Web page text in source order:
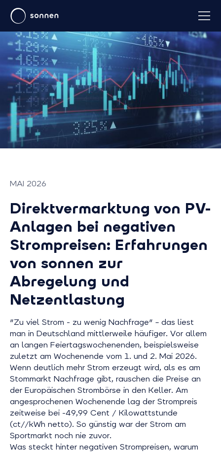
MAI 2026
Direktvermarktung von PV-
Anlagen bei negativen
Strompreisen: Erfahrungen
von sonnen zur
Abregelung und
Netzentlastung
"Zu viel Strom - zu wenig Nachfrage" – das liest
man in Deutschland mittlerweile häufiger. Vor allem
an langen Feiertagswochenenden, beispielsweise
zuletzt am Wochenende vom 1. und 2. Mai 2026.
Wenn deutlich mehr Strom erzeugt wird, als es am
Stommarkt Nachfrage gibt, rauschen die Preise an
der Europäischen Strombörse in den Keller. Am
angesprochenen Wochenende lag der Strompreis
zeitweise bei -49,99 Cent / Kilowattstunde
(ct//kWh netto). So günstig war der Strom am
Sportmarkt noch nie zuvor.
Was steckt hinter negativen Strompreisen, warum